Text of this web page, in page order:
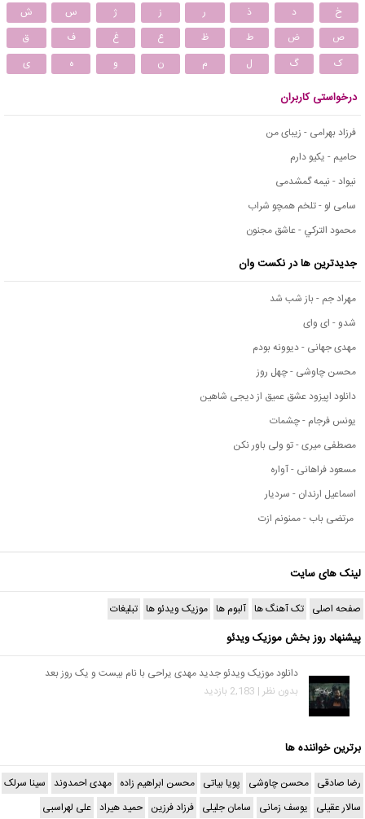
خ
د ذ ر ز ژ س
ش
ص
ض ط ظ ع غ ف
ق
ک
گ ل م ن و ه ی
درخواستی کاربران
فرزاد بهرامی - زیبای من
حامیم - یکیو دارم
نیواد - نیمه گمشدمی
سامی لو - تلخم همچو شراب
محمود التركي - عاشق مجنون
جدیدترین ها در نکست وان
مهراد جم - باز شب شد
شدو - ای وای
مهدی جهانی - دیوونه بودم
محسن چاوشی - چهل روز
دانلود اپیزود عشق عمیق از دیجی شاهین
یونس فرجام - چشمات
مصطفی میری - تو ولی باور نکن
مسعود فراهانی - آواره
اسماعیل ارندان - سردیار
مرتضی باب - ممنونم ازت
لینک های سایت
صفحه اصلی تک آهنگ ها آلبوم ها موزیک ویدئو ها تبلیغات
پیشنهاد روز بخش موزیک ویدئو
دانلود موزیک ویدئو جدید مهدی یراحی با نام بیست و یک روز بعد
بدون نظر | 2,183 بازدید
برترین خواننده ها
رضا صادقی محسن چاوشی پویا بیاتی محسن ابراهیم زاده مهدی احمدوند سینا سرلک
سالار عقیلی یوسف زمانی سامان جلیلی فرزاد فرزین حمید هیراد علی لهراسبی